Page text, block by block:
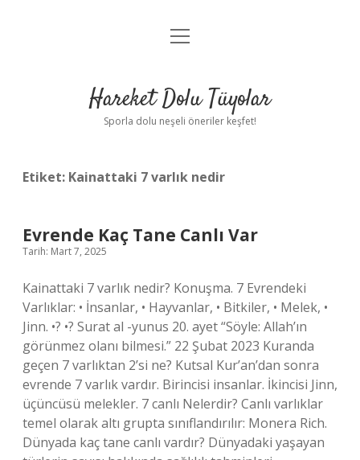
Anasayfa
Yasal Uyarı
menüyü
Hareket Dolu Tüyolar
Sporla dolu neşeli öneriler keşfet!
Etiket: Kainattaki 7 varlık nedir
Evrende Kaç Tane Canlı Var
Tarih: Mart 7, 2025
Kainattaki 7 varlık nedir? Konuşma. 7 Evrendeki
Varlıklar: • İnsanlar, • Hayvanlar, • Bitkiler, • Melek, •
Jinn. •? •? Surat al -yunus 20. ayet “Söyle: Allah’ın
görünmez olanı bilmesi.” 22 Şubat 2023 Kuranda
geçen 7 varlıktan 2’si ne? Kutsal Kur’an’dan sonra
evrende 7 varlık vardır. Birincisi insanlar. İkincisi Jinn,
üçüncüsü melekler. 7 canlı Nelerdir? Canlı varlıklar
temel olarak altı grupta sınıflandırılır: Monera Rich.
Dünyada kaç tane canlı vardır? Dünyadaki yaşayan